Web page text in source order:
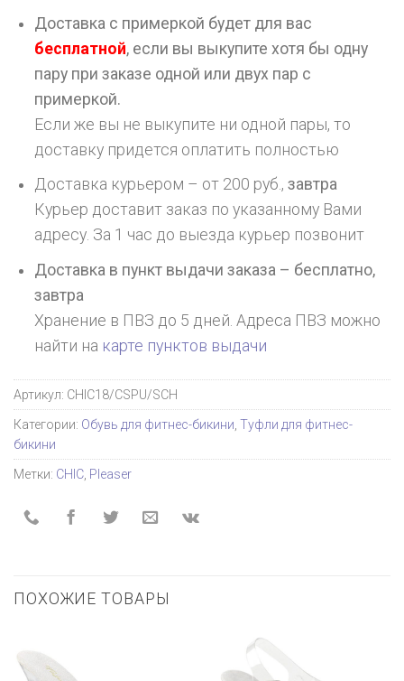
Доставка с примеркой будет для вас
бесплатной, если вы выкупите хотя бы одну
пару при заказе одной или двух пар с
примеркой.
Если же вы не выкупите ни одной пары, то
доставку придется оплатить полностью
Доставка курьером – от 200 руб.,завтра
Курьер доставит заказ по указанному Вами
адресу. За 1 час до выезда курьер позвонит
Доставка в пункт выдачи заказа – бесплатно,
завтра
Хранение в ПВЗ до 5 дней. Адреса ПВЗ можно
найти на карте пунктов выдачи
Артикул: CHIC18/CSPU/SCH
Категории: Обувь для фитнес-бикини Туфли для фитнес-
бикини
Метки: CHIC Pleaser
ПОХОЖИЕ ТОВАРЫ